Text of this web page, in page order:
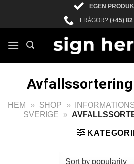
content
EGEN
FRÅGOR? (+45) 82
HEM » SHOP »
SVERIGE
»